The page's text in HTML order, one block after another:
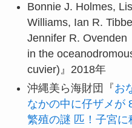
Bonnie J. Holmes,
Williams, Ian R.
Jennifer R. Ovenden
in the
cuvier)』2018年
沖縄美ら海財団『お
なかの中に仔ザメが
繁殖の謎 匹！子宮に